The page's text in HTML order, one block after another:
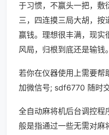
于习惯，不赢头一把，敷
三，四连摸三局大胡，按
赢钱。理想很丰满，现实
风局，归根到底还是输钱。
若你在仪器使用上需要帮
加微信号; sdf6770 随时交
全自动麻将机后台调控程
般是指通过一些无需对麻